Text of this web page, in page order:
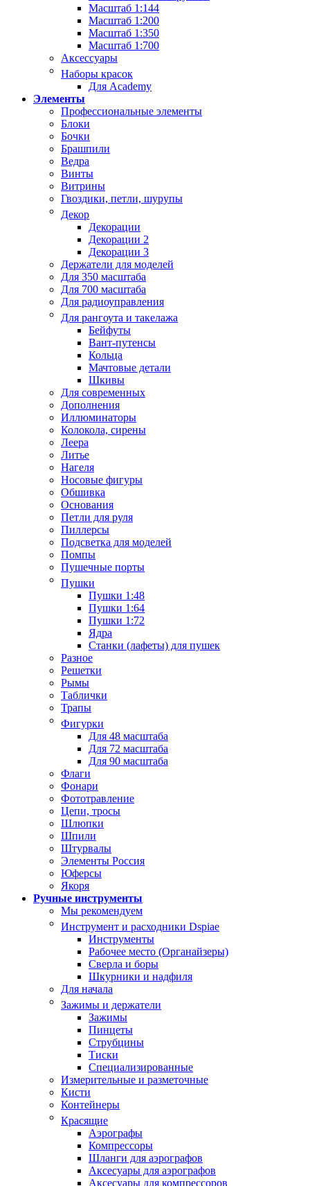
Масштаб 1:144
Масштаб 1:200
Масштаб 1:350
Масштаб 1:700
Аксессуары
Наборы красок
Для Academy
Элементы
Профессиональные элементы
Блоки
Бочки
Брашпили
Ведра
Винты
Витрины
Гвоздики, петли, шурупы
Декор
Декорации
Декорации 2
Декорации 3
Держатели для моделей
Для 350 масштаба
Для 700 масштаба
Для радиоуправления
Для рангоута и такелажа
Бейфуты
Вант-путенсы
Кольца
Мачтовые детали
Шкивы
Для современных
Дополнения
Иллюминаторы
Колокола, сирены
Леера
Литье
Нагеля
Носовые фигуры
Обшивка
Основания
Петли для руля
Пиллерсы
Подсветка для моделей
Помпы
Пушечные порты
Пушки
Пушки 1:48
Пушки 1:64
Пушки 1:72
Ядра
Станки (лафеты) для пушек
Разное
Решетки
Рымы
Таблички
Трапы
Фигурки
Для 48 масштаба
Для 72 масштаба
Для 90 масштаба
Флаги
Фонари
Фототравление
Цепи, тросы
Шлюпки
Шпили
Штурвалы
Элементы Россия
Юферсы
Якоря
Ручные инструменты
Мы рекомендуем
Инструмент и расходники Dspiae
Инструменты
Рабочее место (Органайзеры)
Сверла и боры
Шкурники и надфиля
Для начала
Зажимы и держатели
Зажимы
Пинцеты
Струбцины
Тиски
Специализированные
Измерительные и разметочные
Кисти
Контейнеры
Красящие
Аэрографы
Компрессоры
Шланги для аэрографов
Аксесуары для аэрографов
Аксесуары для компрессоров